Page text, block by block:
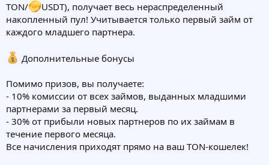
TON/
USDT), получает весь нераспределенный
накопленный пул! Учитывается только первый займ от
каждого младшего партнера.
Дополнительные бонусы
Помимо призов, вы получаете:
- 10% комиссии от всех займов, выданных младшими
партнерами за первый месяц.
- 30% от прибыли новых партнеров по их займам в
течение первого месяца.
Все начисления приходят прямо на ваш TON-кошелек!